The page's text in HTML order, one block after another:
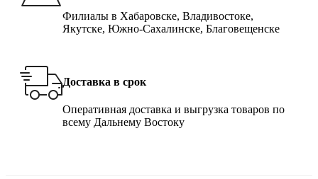
Филиалы в Хабаровске, Владивостоке,
Якутске, Южно-Сахалинске, Благовещенске
Доставка в срок
Оперативная доставка и выгрузка товаров по
всему Дальнему Востоку